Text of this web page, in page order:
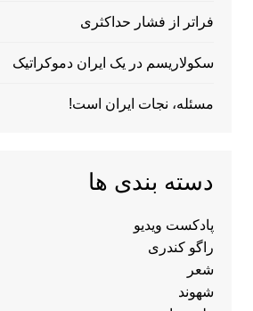
فراتر از فشار حداکثری
سکولاریسم در یک ایران دموکراتیک
مسئله، نجات ایران است!
دسته بندی ها
پادکست ویدیو
راگو کندری
شعر
شهوند